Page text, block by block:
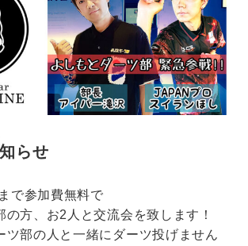
らせ
で参加費無料で
の方、お2人と交流会を致します！
ツ部の人と一緒にダーツ投げません